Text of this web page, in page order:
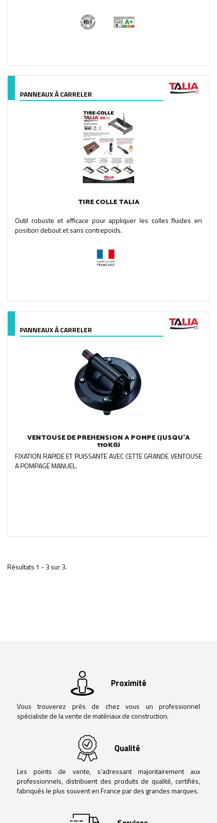
PANNEAUX À CARRELER
TIRE COLLE TALIA
Outil robuste et efficace pour appliquer les colles fluides en
position debout et sans contrepoids.
PANNEAUX À CARRELER
VENTOUSE DE PREHENSION A POMPE (JUSQU'A
110KG)
FIXATION RAPIDE ET PUISSANTE AVEC CETTE GRANDE VENTOUSE
A POMPAGE MANUEL.
Résultats 1 - 3 sur 3.
Proximité
Vous trouverez près de chez vous un professionnel
spécialiste de la vente de matériaux de construction.
Qualité
Les points de vente, s’adressant majoritairement aux
professionnels, distribuent des produits de qualité, certifiés,
fabriqués le plus souvent en France par des grandes marques.